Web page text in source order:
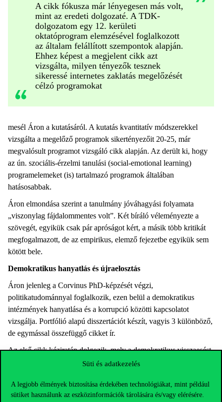
Süti és adatkezelés
A legjobb élmények biztosítása érdekében technológiákat, mint például
sütiket használunk az eszközinformációk tárolására és/vagy elérésére.
A cikk fókusza már lényegesen más volt,
mint az eredeti dolgozaté. A TDK-
dolgozatom egy 12. kerületi
oktatóprogram elemzésével foglalkozott
az általam felállított szempontok alapján.
Ehhez képest a megjelent cikk azt
vizsgálta, milyen tényezők tesznek
sikeressé internetes zaklatás megelőzését
célzó programokat
mesél Áron a kutatásáról. A kutatás kvantitatív módszerekkel
vizsgálta a megelőző programok sikertényezőit 20-25, már
megvalósult programot vizsgáló cikk alapján. Az derült ki, hogy
az ún. szociális-érzelmi tanulási (social-emotional learning)
programelemeket (is) tartalmazó programok általában
hatásosabbak.
Áron elmondása szerint a tanulmány jóváhagyási folyamata
„viszonylag fájdalommentes volt”. Két bíráló véleményezte a
szövegét, egyikük csak pár apróságot kért, a másik több kritikát
megfogalmazott, de az empirikus, elemző fejezetbe egyikük sem
kötött bele.
Demokratikus hanyatlás és újraelosztás
Áron jelenleg a Corvinus PhD-képzését végzi,
politikatudománnyal foglalkozik, ezen belül a demokratikus
intézmények hanyatlása és a korrupció közötti kapcsolatot
vizsgálja. Portfólió alapú disszertációt készít, vagyis 3 különböző,
de egymással összefüggő cikket ír.
Az első cikk kéziratán dolgozik, mely a demokratikus visszaesést
(democratic backsliding) elszenvedő országokban megfigyelhető
szakpolitikákról szól. Bár logikus feltételezésnek tűnik, hogy
minél alacsonyabb szintű a demokrácia, annál elterjedtebb a